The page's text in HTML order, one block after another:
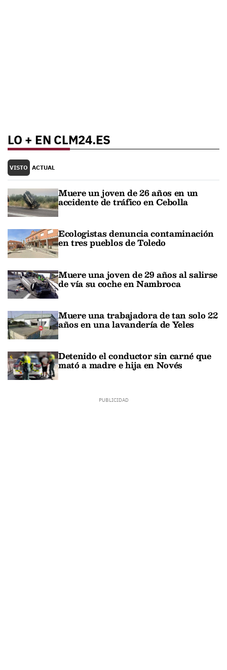
LO + EN CLM24.ES
VISTO ACTUAL
Muere un joven de 26 años en un
accidente de tráfico en Cebolla
Ecologistas denuncia contaminación
en tres pueblos de Toledo
Muere una joven de 29 años al salirse
de vía su coche en Nambroca
Muere una trabajadora de tan solo 22
años en una lavandería de Yeles
Detenido el conductor sin carné que
mató a madre e hija en Novés